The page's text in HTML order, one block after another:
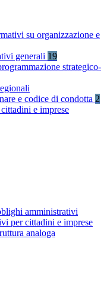
su organizzazione e
generali 19
strategico-
e codice di condotta 2
e imprese
amministrativi
per cittadini e imprese
analoga